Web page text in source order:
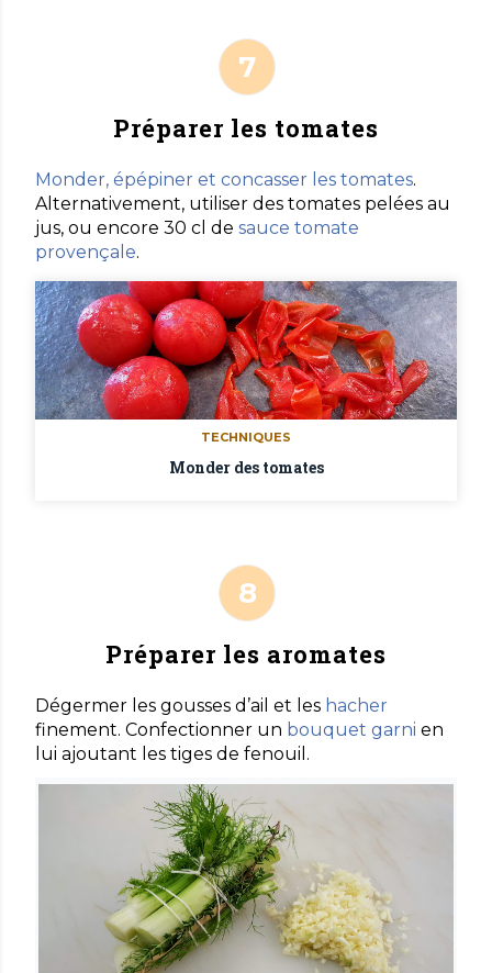
Préparer les tomates
Monder, épépiner et concasser les tomates.
Alternativement, utiliser des tomates pelées au
jus, ou encore 30 cl de sauce tomate
provençale.
TECHNIQUES
Monder des tomates
Préparer les aromates
Dégermer les gousses d’ail et les hacher
finement. Confectionner un bouquet garni en
lui ajoutant les tiges de fenouil.